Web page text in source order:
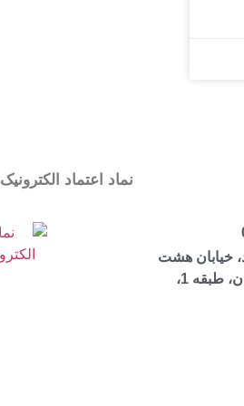
خیابان هشت
بهشت شرقی، ساختمان مرجان، طبقه 1،
نماد اعتماد الکترونیک